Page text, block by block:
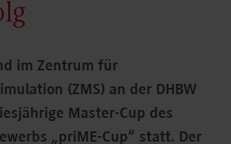
im Zentrum für
(ZMS) an der DHBW
Master-Cup des
„priME-Cup“ statt. Der